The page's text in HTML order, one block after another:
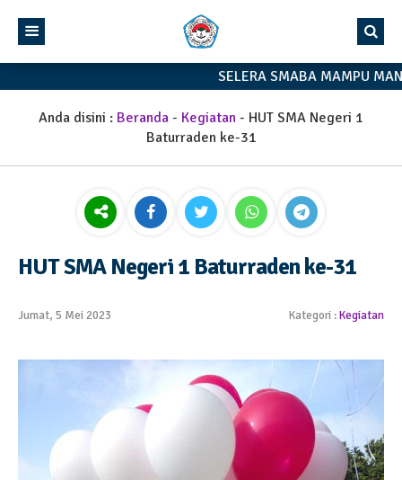
SELERA SMABA MAMPU
Anda disini : Beranda - Kegiatan - HUT SMA Negeri 1
Baturraden ke-31
HUT SMA Negeri 1 Baturraden ke-31
Jumat, 5 Mei 2023 Kategori :Kegiatan